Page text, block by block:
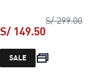
S/ 299.00precio
S/ 149.50
precio actual
SALE